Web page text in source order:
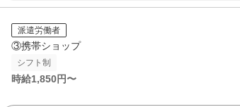
派遣労働者
③携帯ショップ
シフト制
時給1,850円〜